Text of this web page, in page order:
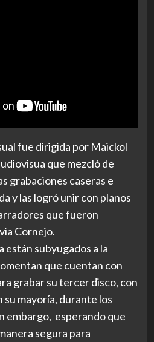
fue dirigida por Maickol
que mezcló de
grabaciones caseras e
y las logró unir con planos
que fueron
Cornejo.
están subyugados a la
que cuentan con
grabar su tercer disco, con
mayoría, durante los
embargo, esperando que
segura para